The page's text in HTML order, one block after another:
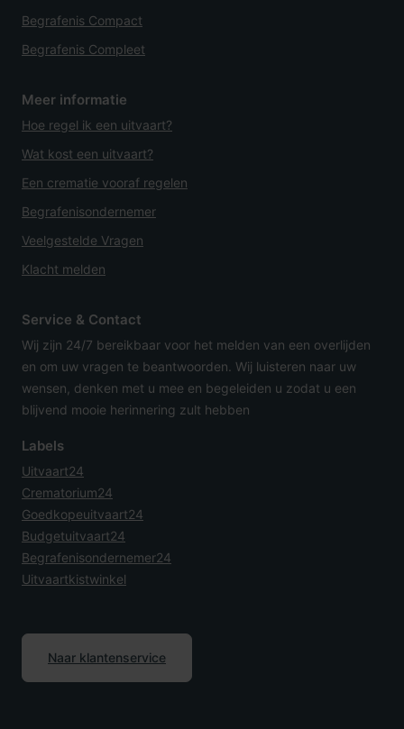
Begrafenis Compact
Begrafenis Compleet
Meer informatie
Hoe regel ik een uitvaart?
Wat kost een uitvaart?
Een crematie vooraf regelen
Begrafenisondernemer
Veelgestelde Vragen
Klacht melden
Service & Contact
Wij zijn 24/7 bereikbaar voor het melden van een overlijden
en om uw vragen te beantwoorden. Wij luisteren naar uw
wensen, denken met u mee en begeleiden u zodat u een
blijvend mooie herinnering zult hebben
Labels
Uitvaart24
Crematorium24
Goedkopeuitvaart24
Budgetuitvaart24
Begrafenisondernemer24
Uitvaartkistwinkel
Naar klantenservice